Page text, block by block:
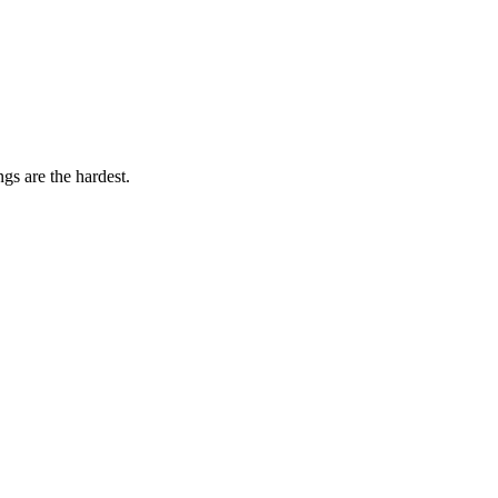
are the hardest.